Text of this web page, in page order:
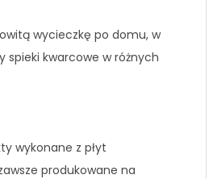
wycieczkę po domu, w
spieki kwarcowe w różnych
wykonane z płyt
produkowane na